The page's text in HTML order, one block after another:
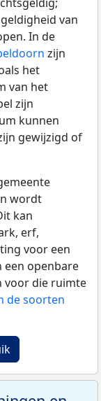
van
In de
zijn
het
van het
zijn
kunnen
gewijzigd of
wordt
kan
erf,
voor een
een openbare
voor die ruimte
de soorten